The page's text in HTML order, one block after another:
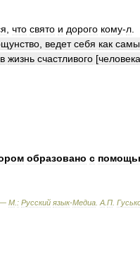
что свято и дорого кому-л
ведет себя как
в жизнь счастливого [человека
образовано с
— М : Русский язык-Медиа А П